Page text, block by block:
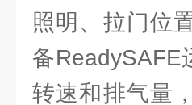
照明、拉门位
备ReadySAFE
转速和排气量